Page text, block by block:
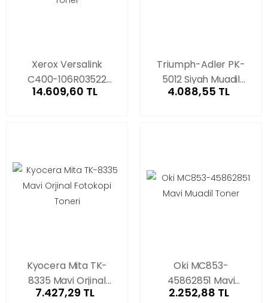
Xerox Versalink
C400-106R03522
Mavi Orjinal Toner
14.609,60 TL
Triumph-Adler PK-
5012 Siyah Muadil
Toner
4.088,55 TL
Kyocera Mita TK-
8335 Mavi Orjinal
Fotokopi Toneri
7.427,29 TL
Oki MC853-
45862851 Mavi
Muadil Toner
2.252,88 TL